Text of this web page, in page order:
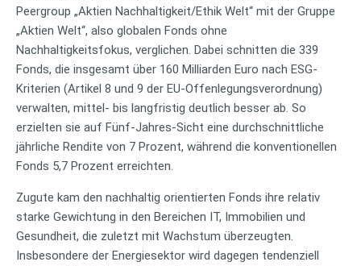
Peergroup „Aktien Nachhaltigkeit/Ethik Welt“ mit der Gruppe
„Aktien Welt“, also globalen Fonds ohne
Nachhaltigkeitsfokus, verglichen. Dabei schnitten die 339
Fonds, die insgesamt über 160 Milliarden Euro nach ESG-
Kriterien (Artikel 8 und 9 der EU-Offenlegungsverordnung)
verwalten, mittel- bis langfristig deutlich besser ab. So
erzielten sie auf Fünf-Jahres-Sicht eine durchschnittliche
jährliche Rendite von 7 Prozent, während die konventionellen
Fonds 5,7 Prozent erreichten.
Zugute kam den nachhaltig orientierten Fonds ihre relativ
starke Gewichtung in den Bereichen IT, Immobilien und
Gesundheit, die zuletzt mit Wachstum überzeugten.
Insbesondere der Energiesektor wird dagegen tendenziell